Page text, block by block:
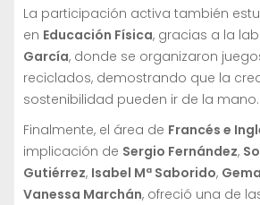
La participación activa también
en Educación Física, gracias a la
García, donde se organizaron
reciclados, demostrando que la
sostenibilidad pueden ir de la mano.
Finalmente, el área de Francés e
implicación de Sergio Fernández,
Gutiérrez, Isabel Mª Saborido,
Vanessa Marchán, ofreció una de